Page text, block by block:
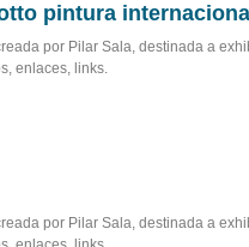
pintura internacional
por Pilar Sala, destinada a
enlaces, links.
por Pilar Sala, destinada a